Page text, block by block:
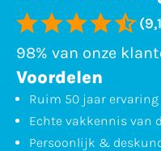
98% van onze
Voordelen
Ruim 50 jaar ervaring
Echte vakkennis van
Persoonlijk &